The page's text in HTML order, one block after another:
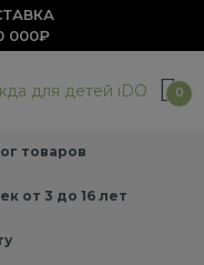
000₽
0
товаров
от 3 до 16 лет